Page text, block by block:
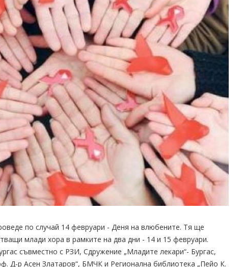
по случай 14 февруари - Деня на влюбените. Тя ще
млади хора в рамките на два дни - 14 и 15 февруари.
съвместно с РЗИ, Сдружение „Младите лекари“- Бургас,
Д-р Асен Златаров“, БМЧК и Регионална библиотека „Пейо К.